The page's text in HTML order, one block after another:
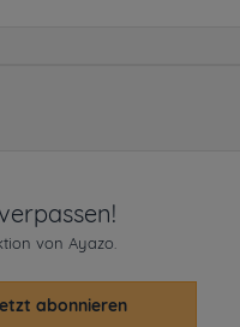
von Ayazo.
abonnieren